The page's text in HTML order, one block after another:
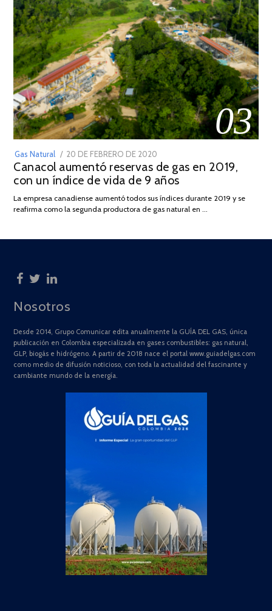
03
Gas Natural
POSTED
ON
20 DE FEBRERO DE 2020
DE
JULIO
2025
Canacol aumentó reservas de gas en 2019,
con un índice de vida de 9 años
La empresa canadiense aumentó todos sus índices durante 2019 y se
reafirma como la segunda productora de gas natural en …
Nosotros
Desde 2014, Grupo Comunicar edita anualmente la GUÍA DEL GAS, única
publicación en Colombia especializada en gases combustibles: gas natural,
GLP, biogás e hidrógeno. A partir de 2018 nace el portal www.guiadelgas.com
como medio de difusión noticioso, con toda la actualidad del fascinante y
cambiante mundo de la energía.